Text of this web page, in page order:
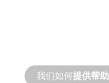
我们如何提供帮助